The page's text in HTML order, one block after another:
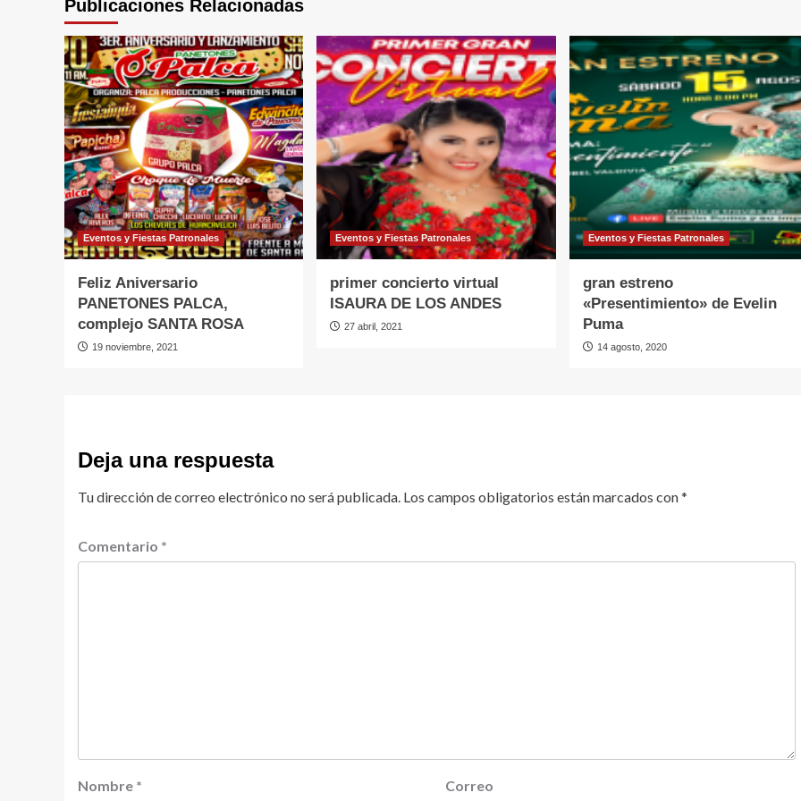
Publicaciones Relacionadas
Eventos y Fiestas Patronales
Feliz Aniversario
PANETONES PALCA,
complejo SANTA ROSA
19 noviembre, 2021
Eventos y Fiestas Patronales
primer concierto virtual
ISAURA DE LOS ANDES
27 abril, 2021
Eventos y Fiestas Patronales
gran estreno
«Presentimiento» de Evelin
Puma
14 agosto, 2020
Deja una respuesta
Tu dirección de correo electrónico no será publicada. Los campos obligatorios están marcados con*
Comentario *
Nombre *
Correo